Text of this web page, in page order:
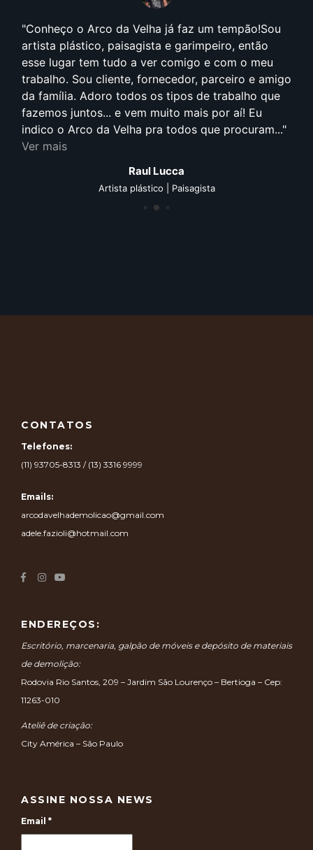
Conheço o Arco da Velha já faz um tempão!Sou
artista plástico, paisagista e garimpeiro, então
esse lugar tem tudo a ver comigo e com o meu
trabalho. Sou cliente, fornecedor, parceiro e amigo
da família. Adoro todos os tipos de trabalho que
fazemos juntos... e vem muito mais por aí! Eu
indico o Arco da Velha pra todos que procuram...
Ver mais
Raul Lucca
Artista plástico | Paisagista
CONTATOS
Telefones:
(11) 93705-8313 / (13) 3316 9999
Emails:
arcodavelhademolicao@gmail.com
adele.fazioli@hotmail.com
ENDEREÇOS:
Escritório, marcenaria, galpão de móveis e depósito de materiais
de demolição:
Rodovia Rio Santos, 209 – Jardim São Lourenço – Bertioga – Cep:
11263-010
Ateliê de criação:
City América – São Paulo
ASSINE NOSSA NEWS
Email *